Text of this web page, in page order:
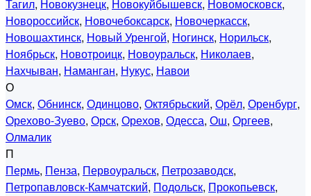
Тагил, Новокузнецк, Новокуйбышевск, Новомосковск,
Новороссийск, Новочебоксарск, Новочеркасск,
Новошахтинск, Новый Уренгой, Ногинск, Норильск,
Ноябрьск, Новотроицк, Новоуральск, Николаев,
Нахчыван, Наманган, Нукус, Навои
О
Омск, Обнинск, Одинцово, Октябрьский, Орёл, Оренбург,
Орехово-Зуево, Орск, Орехов, Одесса, Ош, Оргеев,
Олмалик
П
Пермь, Пенза, Первоуральск, Петрозаводск,
Петропавловск-Камчатский, Подольск, Прокопьевск,